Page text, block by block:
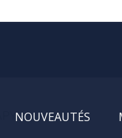
NOUVEAUTÉS